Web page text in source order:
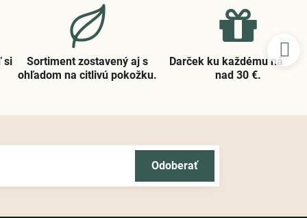
si
Sortiment zostavený aj s
ohľadom na citlivú pokožku​.
Darček ku každému nákupu
nad 30 €​.
Odoberať